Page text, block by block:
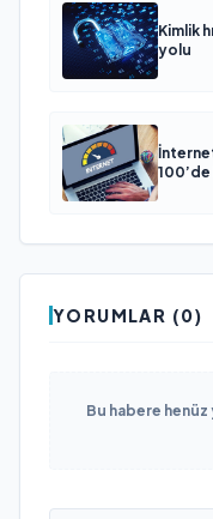
Kimlik
yolu
İnternet
YORUMLAR (0)
Bu habere henüz